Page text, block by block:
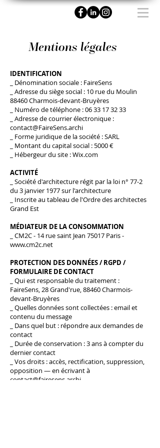
Mentions légales
IDENTIFICATION
_ Dénomination sociale : FaireSens
_ Adresse du siège social : 10 rue du Moulin
88460 Charmois-devant-Bruyères
_ Numéro de téléphone :06 33 17 32 33
_ Adresse de courrier électronique :
contact@FaireSens.archi
_ Forme juridique de la société : SARL
_ Montant du capital social : 5000 €
_ Hébergeur du site : Wix.com
ACTIVITÉ
_ Société d'architecture régit par la loi n° 77-2
du 3 janvier 1977 sur l'architecture
_ Inscrite au tableau de l'Ordre des architectes
Grand Est
MÉDIATEUR DE LA CONSOMMATION
_ CM2C - 14 rue saint Jean 75017 Paris -
www.cm2c.net
PROTECTION DES DONNÉES / RGPD /
FORMULAIRE DE CONTACT
_ Qui est responsable du traitement :
FaireSens, 28 Grand'rue, 88460 Charmois-
devant-Bruyères
_ Quelles données sont collectées : email et
contenu du message
_ Dans quel but : répondre aux demandes de
contact
_ Durée de conservation : 3 ans à compter du
dernier contact
_ Vos droits : accès, rectification, suppression,
opposition — en écrivant à
contact@fairesens.archi